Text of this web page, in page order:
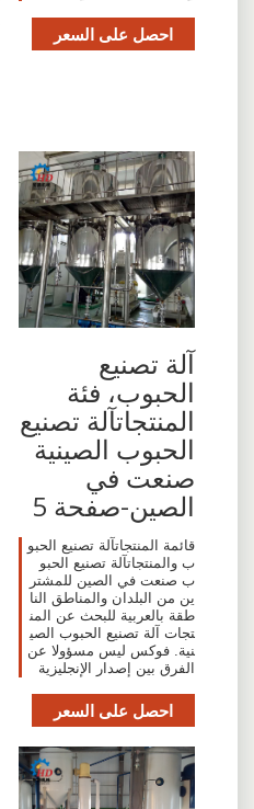
احصل على السعر
آلة تصنيع
الحبوب، فئة
المنتجاتآلة تصنيع
الحبوب الصينية
صنعت في
الصين-صفحة 5
قائمة المنتجاتآلة تصنيع الحبو
ب والمنتجاتآلة تصنيع الحبو
ب صنعت في الصين للمشتر
ين من البلدان والمناطق النا
طقة بالعربية للبحث عن المن
تجات آلة تصنيع الحبوب الصي
نية. فوكس ليس مسؤولا عن
الفرق بين إصدار الإنجليزية
احصل على السعر